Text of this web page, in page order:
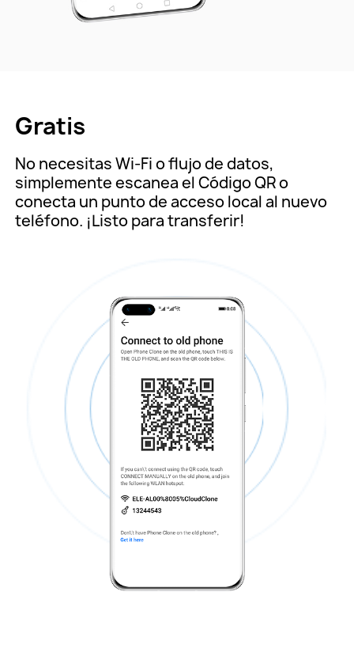
Gratis
No necesitas Wi-Fi o flujo de datos,
simplemente escanea el Código QR o
conecta un punto de acceso local al nuevo
teléfono. ¡Listo para transferir!